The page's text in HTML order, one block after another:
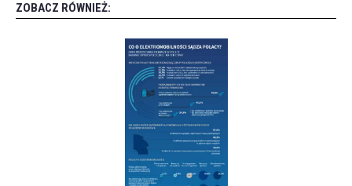
ZOBACZ RÓWNIEŻ: